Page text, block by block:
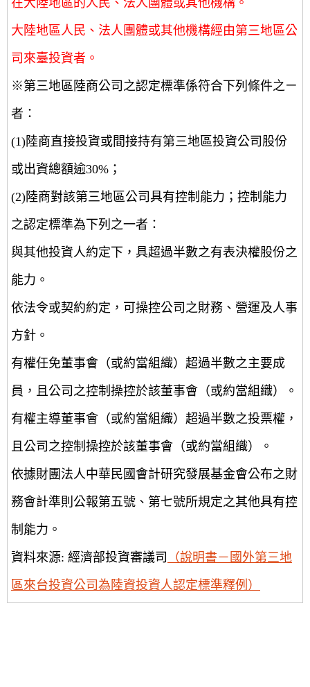
在大陸地區的人民、法人團體或其他機構。
大陸地區人民、法人團體或其他機構經由第三地區公
司來臺投資者。
※第三地區陸商公司之認定標準係符合下列條件之ㄧ
者：
(1)陸商直接投資或間接持有第三地區投資公司股份
或出資總額逾30%；
(2)陸商對該第三地區公司具有控制能力；控制能力
之認定標準為下列之一者：
與其他投資人約定下，具超過半數之有表決權股份之
能力。
依法令或契約約定，可操控公司之財務、營運及人事
方針。
有權任免董事會（或約當組織）超過半數之主要成
員，且公司之控制操控於該董事會（或約當組織）。
有權主導董事會（或約當組織）超過半數之投票權，
且公司之控制操控於該董事會（或約當組織）。
依據財團法人中華民國會計研究發展基金會公布之財
務會計準則公報第五號、第七號所規定之其他具有控
制能力。
資料來源: 經濟部投資審議司
（說明書－國外第三地
區來台投資公司為陸資投資人認定標準釋例）